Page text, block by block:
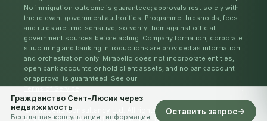
Гражданство Сент-Люсии через
недвижимость
Бесплатная консультация · информация,
Оставить запрос
No immigration outcome is guaranteed; approvals rest solely with
the relevant government authorities. Programme thresholds, fees
and rules are time-sensitive, so verify them against official
government sources before acting. Company formation, corporate
structuring and banking introductions are provided as information
and orchestration only: Mirabello does not incorporate entities,
open bank accounts or hold client assets, and no bank account
or approval is guaranteed. See our
Terms of Service
.
© Mirabello Consultancy Ltd. All rights reserved. 2026
Privacy PolicyTerms of Service EN DE RU